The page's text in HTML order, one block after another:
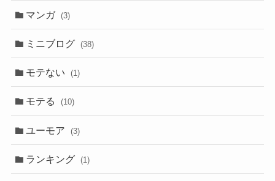
マンガ (3)
ミニブログ (38)
モテない (1)
モテる (10)
ユーモア (3)
ランキング (1)